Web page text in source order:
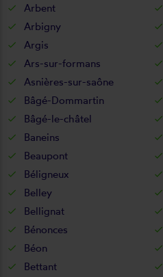
Arbent
Arbigny
Argis
Ars-sur-formans
Asnières-sur-saône
Bâgé-Dommartin
Bâgé-le-châtel
Baneins
Beaupont
Béligneux
Belley
Bellignat
Bénonces
Béon
Bettant